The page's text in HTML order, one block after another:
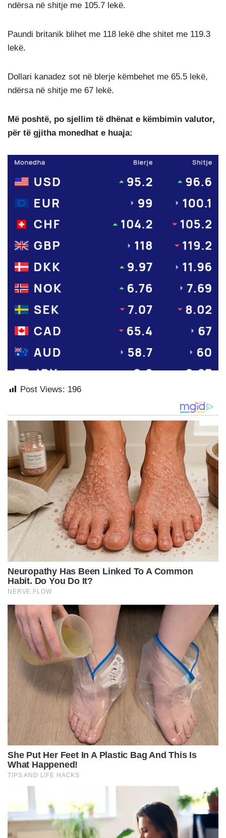
ndërsa në shitje me 105.7 lekë.
Paundi britanik blihet me 118 lekë dhe shitet me 119.3
lekë.
Dollari kanadez sot në blerje këmbehet me 65.5 lekë,
ndërsa në shitje me 67 lekë.
Më poshtë, po sjellim të dhënat e këmbimin valutor,
për të gjitha monedhat e huaja:
Post Views: 196